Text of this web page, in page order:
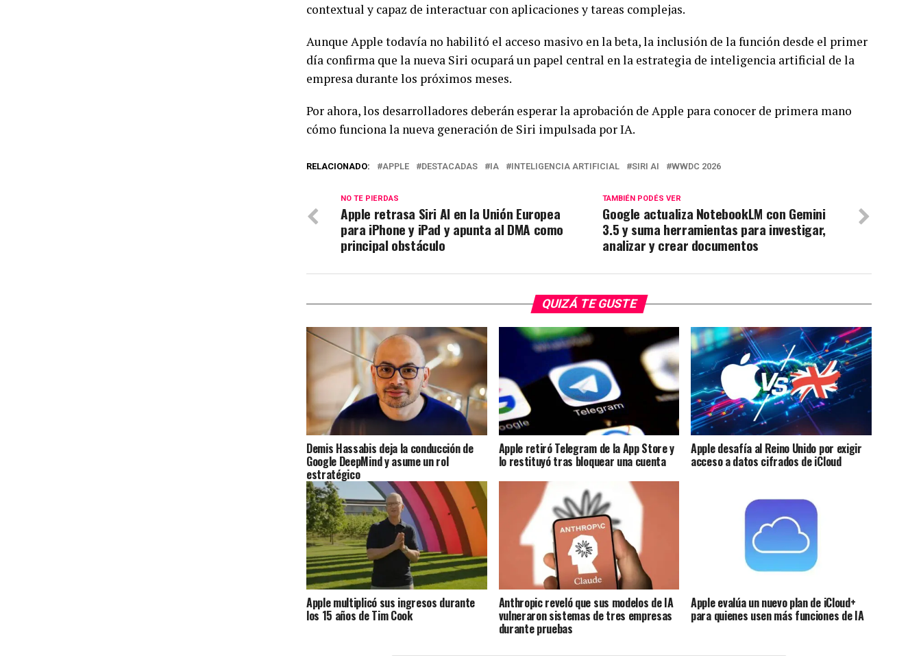
contextual y capaz de interactuar con aplicaciones y tareas complejas.
Aunque Apple todavía no habilitó el acceso masivo en la beta, la inclusión de la función desde el primer
día confirma que la nueva Siri ocupará un papel central en la estrategia de inteligencia artificial de la
empresa durante los próximos meses.
Por ahora, los desarrolladores deberán esperar la aprobación de Apple para conocer de primera mano
cómo funciona la nueva generación de Siri impulsada por IA.
RELACIONADO: APPLE DESTACADAS IA INTELIGENCIA ARTIFICIAL SIRI AI WWDC 2026
TAMBIÉN PODÉS VER
Google actualiza NotebookLM con Gemini
3.5 y suma herramientas para investigar,
analizar y crear documentos
NO TE PIERDAS
Apple retrasa Siri AI en la Unión Europea
para iPhone y iPad y apunta al DMA como
principal obstáculo
QUIZÁ TE GUSTE
Demis Hassabis deja la conducción de
Google DeepMind y asume un rol
estratégico
Apple retiró Telegram de la App Store y
lo restituyó tras bloquear una cuenta
Apple desafía al Reino Unido por exigir
acceso a datos cifrados de iCloud
Apple multiplicó sus ingresos durante
los 15 años de Tim Cook
Anthropic reveló que sus modelos de IA
vulneraron sistemas de tres empresas
durante pruebas
Apple evalúa un nuevo plan de iCloud+
para quienes usen más funciones de IA